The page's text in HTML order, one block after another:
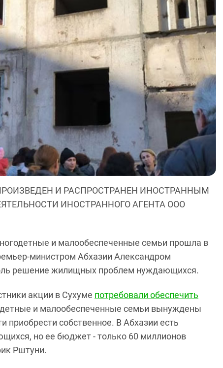
И РАСПРОСТРАНЕН ИНОСТРАННЫМ
ИНОСТРАННОГО АГЕНТА ООО
и малообеспеченные семьи прошла в
министром Абхазии Александром
решение жилищных проблем нуждающихся.
акции в Сухуме потребовали обеспечить
и малообеспеченные семьи вынуждены
собственное. В Абхазии есть
но ее бюджет - только 60 миллионов
Рштуни.